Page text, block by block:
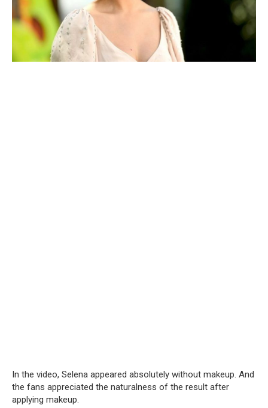
In the video, Selena appeared absolutely without makeup. And
the fans appreciated the naturalness of the result after
applying makeup.